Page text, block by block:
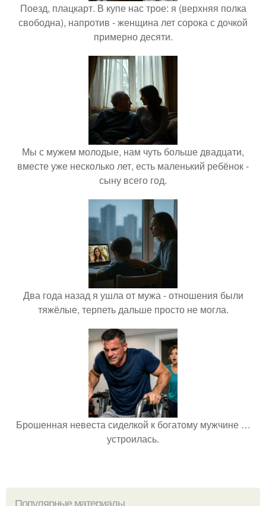
Поезд, плацкарт. В купе нас трое: я (верхняя полка
свободна), напротив - женщина лет сорока с дочкой
примерно десяти.
Мы с мужем молодые, нам чуть больше двадцати,
вместе уже несколько лет, есть маленький ребёнок -
сыну всего год.
Два года назад я ушла от мужа - отношения были
тяжёлые, терпеть дальше просто не могла.
Брошенная невеста сиделкой к богатому мужчине …
устроилась.
Популярные материалы